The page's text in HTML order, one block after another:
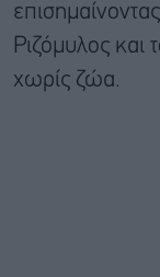
Ριζόμυλος και
χωρίς ζώα.